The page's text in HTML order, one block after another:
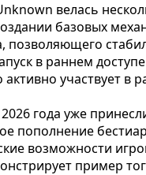
велась
базовых
позволяющего
в раннем
участвует в
года уже
пополнение
возможности
пример